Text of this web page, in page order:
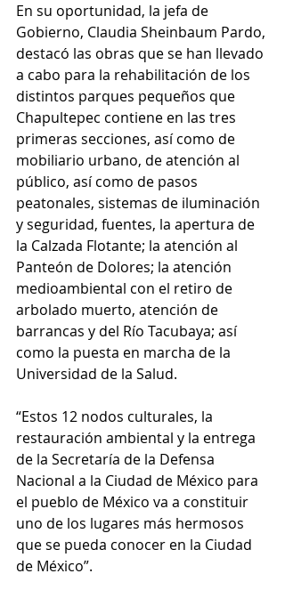
En su oportunidad, la jefa de
Gobierno, Claudia Sheinbaum Pardo,
destacó las obras que se han llevado
a cabo para la rehabilitación de los
distintos parques pequeños que
Chapultepec contiene en las tres
primeras secciones, así como de
mobiliario urbano, de atención al
público, así como de pasos
peatonales, sistemas de iluminación
y seguridad, fuentes, la apertura de
la Calzada Flotante; la atención al
Panteón de Dolores; la atención
medioambiental con el retiro de
arbolado muerto, atención de
barrancas y del Río Tacubaya; así
como la puesta en marcha de la
Universidad de la Salud.
“Estos 12 nodos culturales, la
restauración ambiental y la entrega
de la Secretaría de la Defensa
Nacional a la Ciudad de México para
el pueblo de México va a constituir
uno de los lugares más hermosos
que se pueda conocer en la Ciudad
de México”.